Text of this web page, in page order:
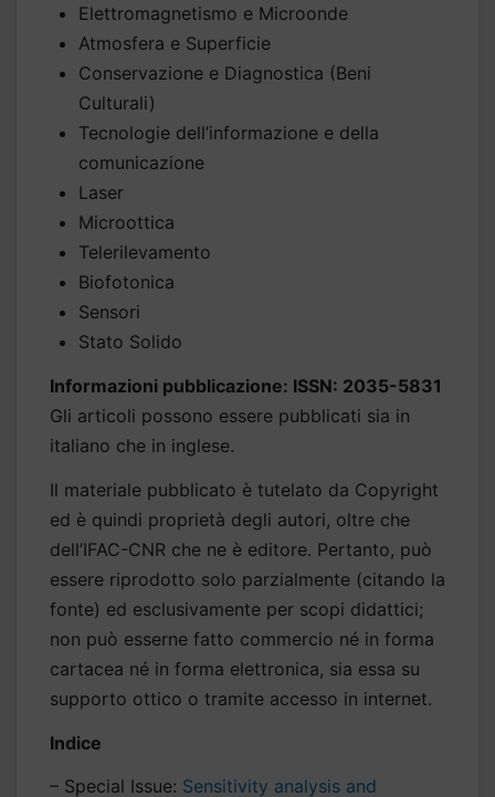
Elettromagnetismo e Microonde
Atmosfera e Superficie
Conservazione e Diagnostica (Beni
Culturali)
Tecnologie dell’informazione e della
comunicazione
Laser
Microottica
Telerilevamento
Biofotonica
Sensori
Stato Solido
Informazioni pubblicazione: ISSN: 2035-5831
Gli articoli possono essere pubblicati sia in
italiano che in inglese.
Il materiale pubblicato è tutelato da Copyright
ed è quindi proprietà degli autori, oltre che
dell’IFAC-CNR che ne è editore. Pertanto, può
essere riprodotto solo parzialmente (citando la
fonte) ed esclusivamente per scopi didattici;
non può esserne fatto commercio né in forma
cartacea né in forma elettronica, sia essa su
supporto ottico o tramite accesso in internet.
Indice
– Special Issue: Sensitivity analysis and